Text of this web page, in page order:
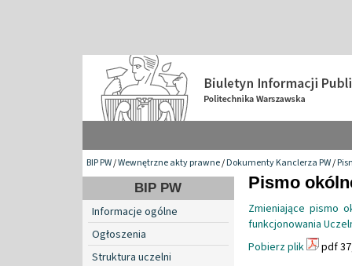
BIP PW/Wewnętrzne akty prawne/Dokumenty Kanclerza PW/
BIP PW
Informacje ogólne
Ogłoszenia
Struktura uczelni
Pismo
Zmieniające pismo
funkcjonowania
Pobierz plik
pdf